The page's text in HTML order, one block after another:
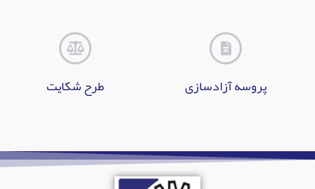
پروسه آزادسازی طرح شکایت